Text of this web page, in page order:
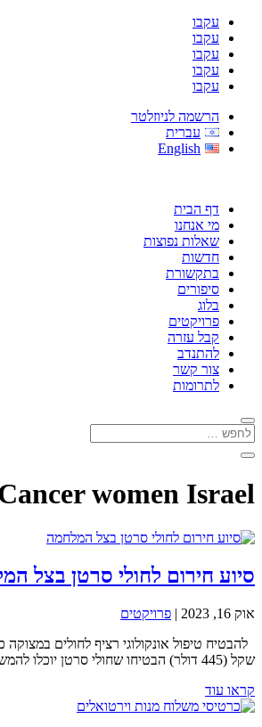
עקבו
עקבו
עקבו
עקבו
עקבו
הרשמה לניוזלטר
עברית
English
דף הבית
מי אנחנו
שאלות נפוצות
חדשות
בתקשורת
סיפורים
בלוג
פרויקטים
קבל עזרה
להתנדב
צור קשר
לתרומות
women Israel
סיוע חירום לחולי סרטן בצל
אוק 16, 2023 | פרויקטים
שקל (445 דולר) הבטיחו שחולי סרטן יוכלו להמשיך לקבל טיפולים עד...
קראו עוד